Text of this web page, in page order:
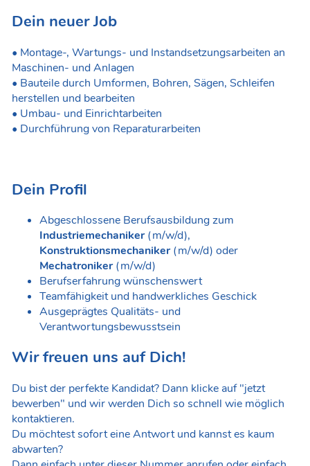
Dein neuer Job
• Montage-, Wartungs- und Instandsetzungsarbeiten an
Maschinen- und Anlagen
• Bauteile durch Umformen, Bohren, Sägen, Schleifen
herstellen und bearbeiten
• Umbau- und Einrichtarbeiten
• Durchführung von Reparaturarbeiten
Dein Profil
Abgeschlossene Berufsausbildung zum
Industriemechaniker(m/w/d),
Konstruktionsmechaniker(m/w/d) oder
Mechatroniker(m/w/d)
Berufserfahrung wünschenswert
Teamfähigkeit und handwerkliches Geschick
Ausgeprägtes Qualitäts- und
Verantwortungsbewusstsein
Wir freuen uns auf Dich!
Du bist der perfekte Kandidat? Dann klicke auf "jetzt
bewerben" und wir werden Dich so schnell wie möglich
kontaktieren.
Du möchtest sofort eine Antwort und kannst es kaum
abwarten?